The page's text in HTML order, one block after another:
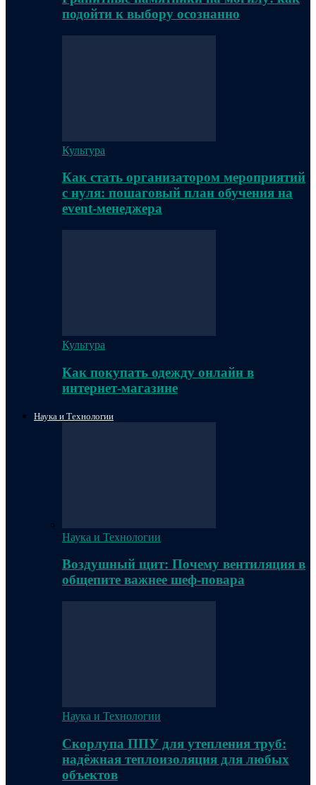
подойти к выбору осознанно
Культура
Как стать организатором мероприятий
с нуля: пошаговый план обучения на
event-менеджера
Культура
Как покупать одежду онлайн в
интернет-магазине
Наука и Технологии
Наука и Технологии
Воздушный щит: Почему вентиляция в
общепите важнее шеф-повара
Наука и Технологии
Скорлупа ППУ для утепления труб:
надёжная теплоизоляция для любых
объектов